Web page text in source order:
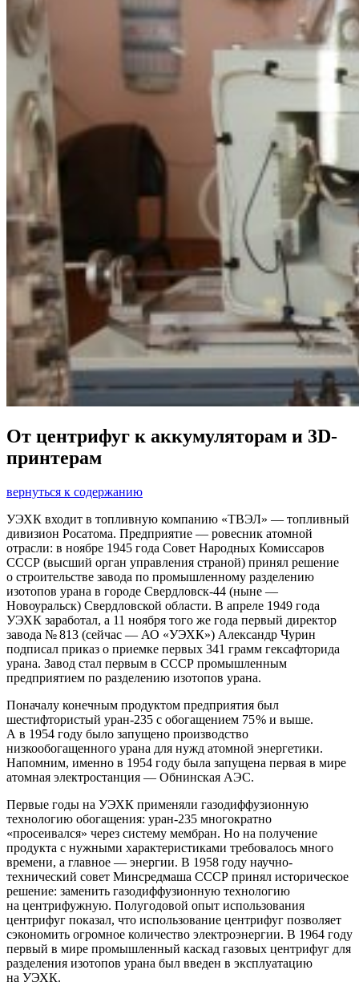
От центрифуг к аккумуляторам и 3D-
принтерам
вернуться к содержанию
УЭХК входит в топливную компанию «ТВЭЛ» — ​топливный
дивизион Росатома. Предприятие — ​ровесник атомной
отрасли: в ноябре 1945 года Совет Народных Комиссаров
СССР (высший орган управления страной) принял решение
о строительстве завода по промышленному разделению
изотопов урана в городе Свердловск‑44 (ныне — ​
Новоуральск) Свердловской области. В апреле 1949 года
УЭХК заработал, а 11 ноября того же года первый директор
завода № 813 (сейчас — ​АО «УЭХК») Александр Чурин
подписал приказ о приемке первых 341 грамм гексафторида
урана. Завод стал первым в СССР промышленным
предприятием по разделению изотопов урана.
Поначалу конечным продуктом предприятия был
шестифтористый уран‑235 с обогащением 75 % и выше.
А в 1954 году было запущено производство
низкообогащенного урана для нужд атомной энергетики.
Напомним, именно в 1954 году была запущена первая в мире
атомная электростанция — ​Обнинская АЭС.
Первые годы на УЭХК применяли газодиффузионную
технологию обогащения: уран‑235 многократно
«просеивался» через систему мембран. Но на получение
продукта с нужными характеристиками требовалось много
времени, а главное — ​энергии. В 1958 году научно-
технический совет Минсредмаша СССР принял историческое
решение: заменить газодиффузионную технологию
на центрифужную. Полугодовой опыт использования
центрифуг показал, что использование центрифуг позволяет
сэкономить огромное количество электроэнергии. В 1964 году
первый в мире промышленный каскад газовых центрифуг для
разделения изотопов урана был введен в эксплуатацию
на УЭХК.